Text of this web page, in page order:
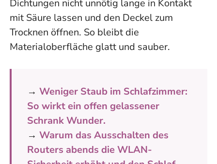
Dichtungen nicht unnötig lange in Kontakt
mit Säure lassen und den Deckel zum
Trocknen öffnen. So bleibt die
Materialoberfläche glatt und sauber.
→ Weniger Staub im Schlafzimmer:
So wirkt ein offen gelassener
Schrank Wunder.
→ Warum das Ausschalten des
Routers abends die WLAN-